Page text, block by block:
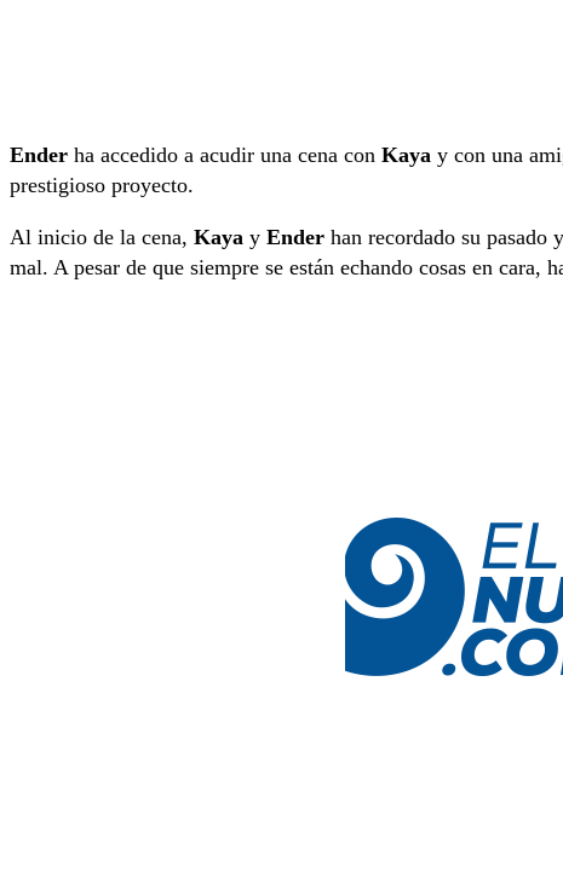
Ender ha accedido a acudir una cena con Kaya y con una
prestigioso proyecto.
Al inicio de la cena, Kaya y Ender han recordado su pasado
mal. A pesar de que siempre se están echando cosas en cara,